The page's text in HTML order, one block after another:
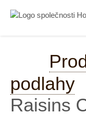
podlahy
Raisins